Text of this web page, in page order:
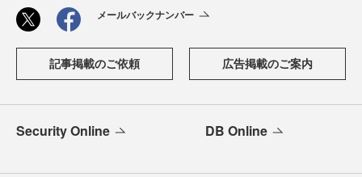
メールバックナンバー
記事掲載のご依頼 広告掲載のご案内
Security Online DB Online